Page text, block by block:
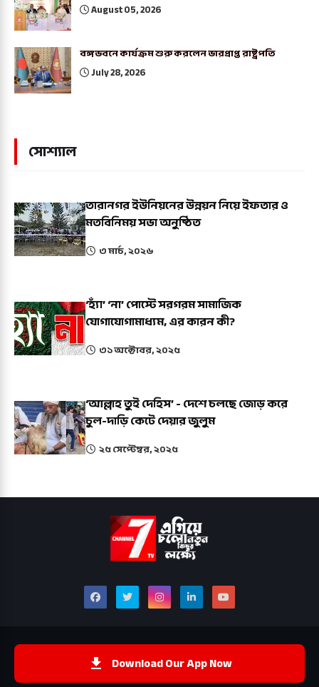
August 05, 2026
বঙ্গভবনে কার্যক্রম শুরু করলেন ভারপ্রাপ্ত রাষ্ট্রপতি
July 28, 2026
সোশ্যাল
তারানগর ইউনিয়নের উন্নয়ন নিয়ে ইফতার ও
মতবিনিময় সভা অনুষ্ঠিত
৩ মার্চ, ২০২৬
‘হ্যাঁ’ ‘না’ পোস্টে সরগরম সামাজিক
যোগাযোগামাধ্যম, এর কারন কী?
৩১ অক্টোবর, ২০২৫
‘আল্লাহ তুই দেহিস’ - দেশে চলছে জোড় করে
চুল-দাড়ি কেটে দেয়ার জুলুম
২৫ সেপ্টেম্বর, ২০২৫
Download Our App Now